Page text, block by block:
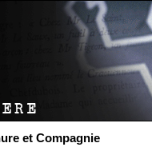
et Compagnie